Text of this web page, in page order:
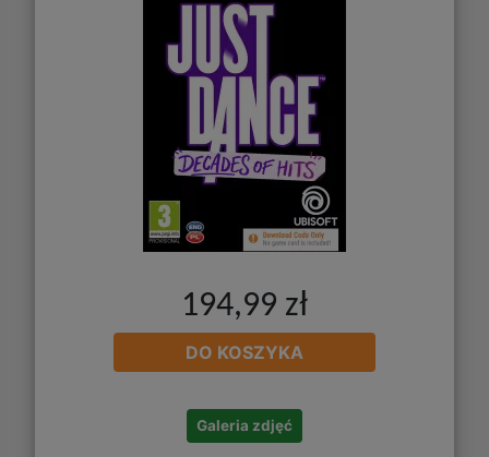
194,99 zł
DO KOSZYKA
Galeria zdjęć